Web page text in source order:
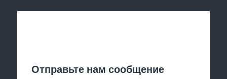
Отправьте нам сообщение